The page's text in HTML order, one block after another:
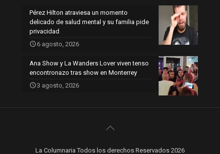
Pérez Hilton atraviesa un momento
delicado de salud mental y su familia pide
privacidad
6 agosto, 2026
Ana Show y La Wanders Lover viven tenso
encontronazo tras show en Monterrey
3 agosto, 2026
La Columnaria Todos los derechos Reservados 2026